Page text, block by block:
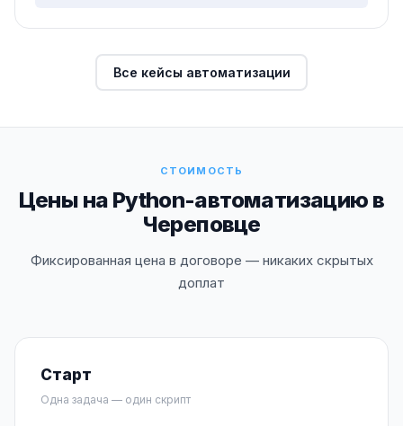
Все кейсы автоматизации
СТОИМОСТЬ
Цены на Python-автоматизацию в
Череповце
Фиксированная цена в договоре — никаких скрытых
доплат
Старт
Одна задача — один скрипт